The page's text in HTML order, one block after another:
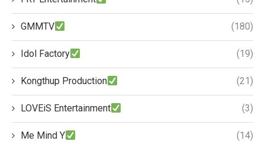
GMMTV (180)
Idol Factory (19)
Kongthup Production (21)
LOVEiS Entertainment (3)
Me Mind Y (14)